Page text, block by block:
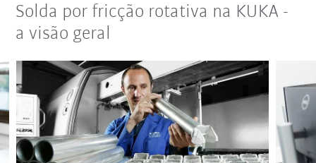
Solda por fricção rotativa na KUKA -
a visão geral